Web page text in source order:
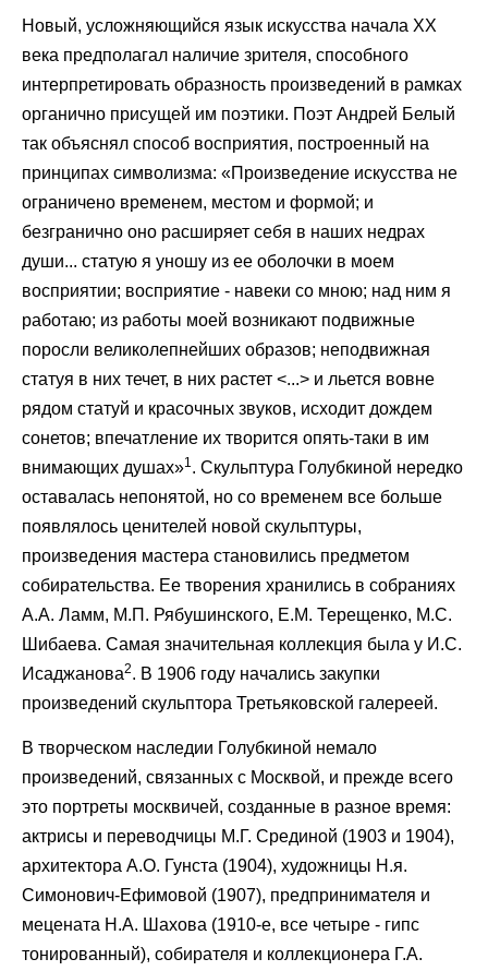
Новый, усложняющийся язык искусства начала ХХ
века предполагал наличие зрителя, способного
интерпретировать образность произведений в рамках
органично присущей им поэтики. Поэт Андрей Белый
так объяснял способ восприятия, построенный на
принципах символизма: «Произведение искусства не
ограничено временем, местом и формой; и
безгранично оно расширяет себя в наших недрах
души... статую я уношу из ее оболочки в моем
восприятии; восприятие - навеки со мною; над ним я
работаю; из работы моей возникают подвижные
поросли великолепнейших образов; неподвижная
статуя в них течет, в них растет <...> и льется вовне
рядом статуй и красочных звуков, исходит дождем
сонетов; впечатление их творится опять-таки в им
внимающих душах»1. Скульптура Голубкиной нередко
оставалась непонятой, но со временем все больше
появлялось ценителей новой скульптуры,
произведения мастера становились предметом
собирательства. Ее творения хранились в собраниях
А.А. Ламм, М.П. Рябушинского, Е.М. Терещенко, М.С.
Шибаева. Самая значительная коллекция была у И.С.
Исаджанова2. В 1906 году начались закупки
произведений скульптора Третьяковской галереей.
В творческом наследии Голубкиной немало
произведений, связанных с Москвой, и прежде всего
это портреты москвичей, созданные в разное время:
актрисы и переводчицы М.Г. Срединой (1903 и 1904),
архитектора А.О. Гунста (1904), художницы Н.я.
Симонович-Ефимовой (1907), предпринимателя и
мецената Н.А. Шахова (1910-е, все четыре - гипс
тонированный), собирателя и коллекционера Г.А.